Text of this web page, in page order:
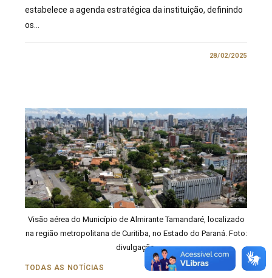
estabelece a agenda estratégica da instituição, definindo
os…
28/02/2025
Visão aérea do Município de Almirante Tamandaré, localizado
na região metropolitana de Curitiba, no Estado do Paraná. Foto:
divulgação.
TODAS AS NOTÍCIAS